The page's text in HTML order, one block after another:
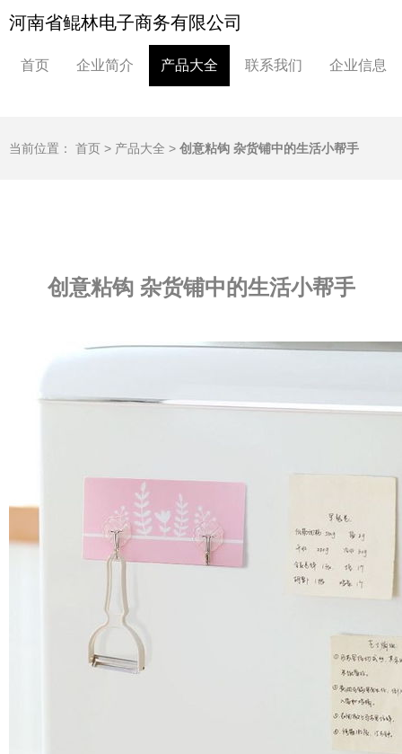
河南省鲲林电子商务有限公司
首页 企业简介 产品大全 联系我们 企业信息
当前位置： 首页 > 产品大全 > 创意粘钩 杂货铺中的生活小帮手
创意粘钩 杂货铺中的生活小帮手